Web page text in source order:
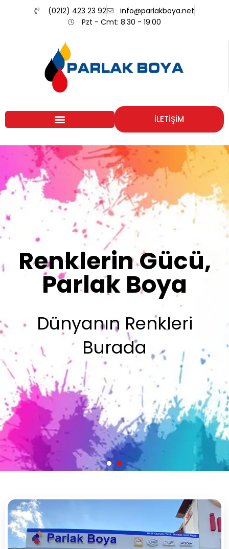
(0212) 423 23 92
info@parlakboya.net
Pzt - Cmt: 8:30 - 19:00
İLETİŞİM
Renklerimiz
Sizin İmzanız
Olsun